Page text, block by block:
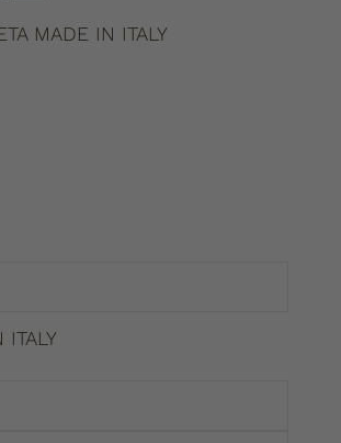
MADE IN ITALY
ITALY